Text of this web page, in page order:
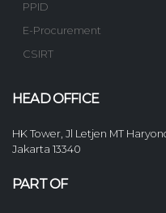
PPID
E-Procurement
CSIRT
HEAD OFFICE
HK Tower, Jl Letjen MT
Jakarta 13340
PART OF